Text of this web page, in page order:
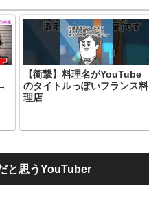
【衝撃】料理名がYouTube
のタイトルっぽいフランス料
理店
と思うYouTuber